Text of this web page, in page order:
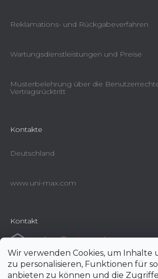
Wir verwenden Cookies, um Inhalte
zu personalisieren, Funktionen für
anbieten zu können und die
Reklamations- und Rückgabeverfahren
Wartungsdienstleistungen und Preise
Musterbelehrung über die
Vertragsrücktritt
Kontakte
Deutschland
www.uni-max.com
Kontakt
e-shop@uni-max.de
+420 266 190 190